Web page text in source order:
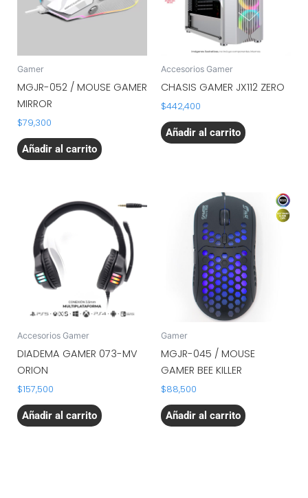
Gamer
MGJR-052 / MOUSE GAMER
MIRROR
$79,300
Añadir al carrito
Accesorios Gamer
CHASIS GAMER JX112 ZERO
$442,400
Añadir al carrito
Accesorios Gamer
DIADEMA GAMER 073-MV
ORION
$157,500
Añadir al carrito
Gamer
MGJR-045 / MOUSE
GAMER BEE KILLER
$88,500
Añadir al carrito